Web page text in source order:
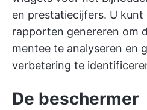
en prestatiecijfers. U
rapporten genereren om
mentee te analyseren en
verbetering te
De beschermer